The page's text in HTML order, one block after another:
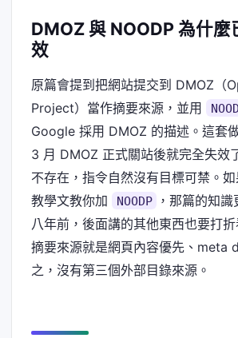
DMOZ 與 NOODP 為什麼
效
原篇會提到把網站提交到 DMOZ（
Project）當作摘要來源，並用
Google 採用 DMOZ 的描述。這套
3 月 DMOZ 正式關站後就完全失效
不存在，指令自然沒有目標可禁。
教學文教你加
NOODP
，那篇的知
八年前，後面講的其他東西也要打
摘要來源就是網頁內容優先、meta
之，沒有第三個外部目錄來源。